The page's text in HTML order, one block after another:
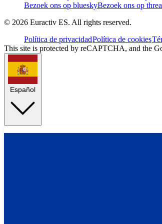
Bezoek ons op blueskyBezoek ons op
© 2026 Euractiv ES. All rights reserved.
Política de privacidadPolítica de cookies
This site is protected by reCAPTCHA, and the
Español